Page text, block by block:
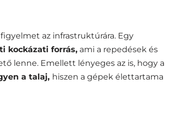
az infrastruktúrára. Egy
kockázati forrás,ami a repedések és
lenne. Emellett lényeges az is, hogy a
a talaj, hiszen a gépek élettartama